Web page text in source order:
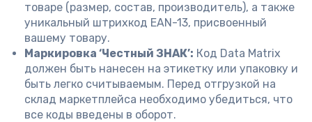
товаре (размер, состав, производитель), а также
уникальный штрихкод EAN-13, присвоенный
вашему товару.
Маркировка ‘Честный ЗНАК’: Код Data Matrix
должен быть нанесен на этикетку или упаковку и
быть легко считываемым. Перед отгрузкой на
склад маркетплейса необходимо убедиться, что
все коды введены в оборот.